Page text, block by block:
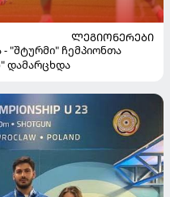
ᲚᲔᲒᲘᲝᲜᲔᲠᲔᲑᲘ
"შტურმი" ჩემპიონთა
დამარცხდა